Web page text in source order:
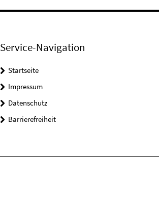
Service-Navigation
Startseite
Impressum
Datenschutz
Barrierefreiheit